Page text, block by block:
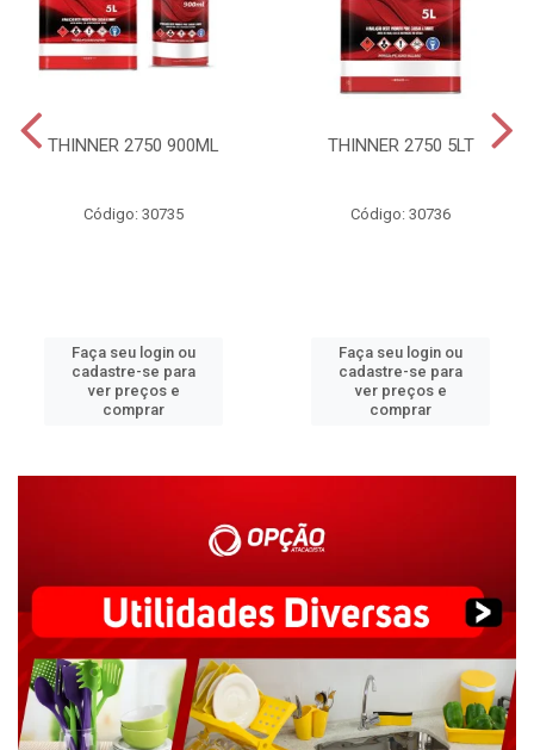
THINNER 2750 900ML
Código: 30735
Faça seu login ou
cadastre-se para
ver preços e
comprar
THINNER 2750 5LT
Código: 30736
Faça seu login ou
cadastre-se para
ver preços e
comprar